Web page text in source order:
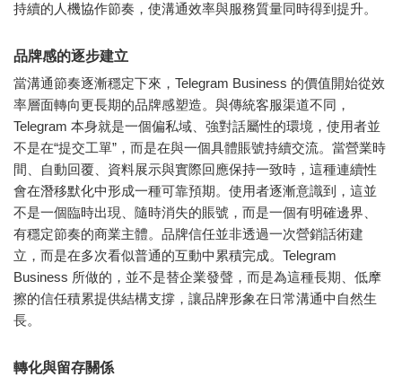
持續的人機協作節奏，使溝通效率與服務質量同時得到提升。
品牌感的逐步建立
當溝通節奏逐漸穩定下來，Telegram Business 的價值開始從效
率層面轉向更長期的品牌感塑造。與傳統客服渠道不同，
Telegram 本身就是一個偏私域、強對話屬性的環境，使用者並
不是在“提交工單”，而是在與一個具體賬號持續交流。當營業時
間、自動回覆、資料展示與實際回應保持一致時，這種連續性
會在潛移默化中形成一種可靠預期。使用者逐漸意識到，這並
不是一個臨時出現、隨時消失的賬號，而是一個有明確邊界、
有穩定節奏的商業主體。品牌信任並非透過一次營銷話術建
立，而是在多次看似普通的互動中累積完成。Telegram
Business 所做的，並不是替企業發聲，而是為這種長期、低摩
擦的信任積累提供結構支撐，讓品牌形象在日常溝通中自然生
長。
轉化與留存關係